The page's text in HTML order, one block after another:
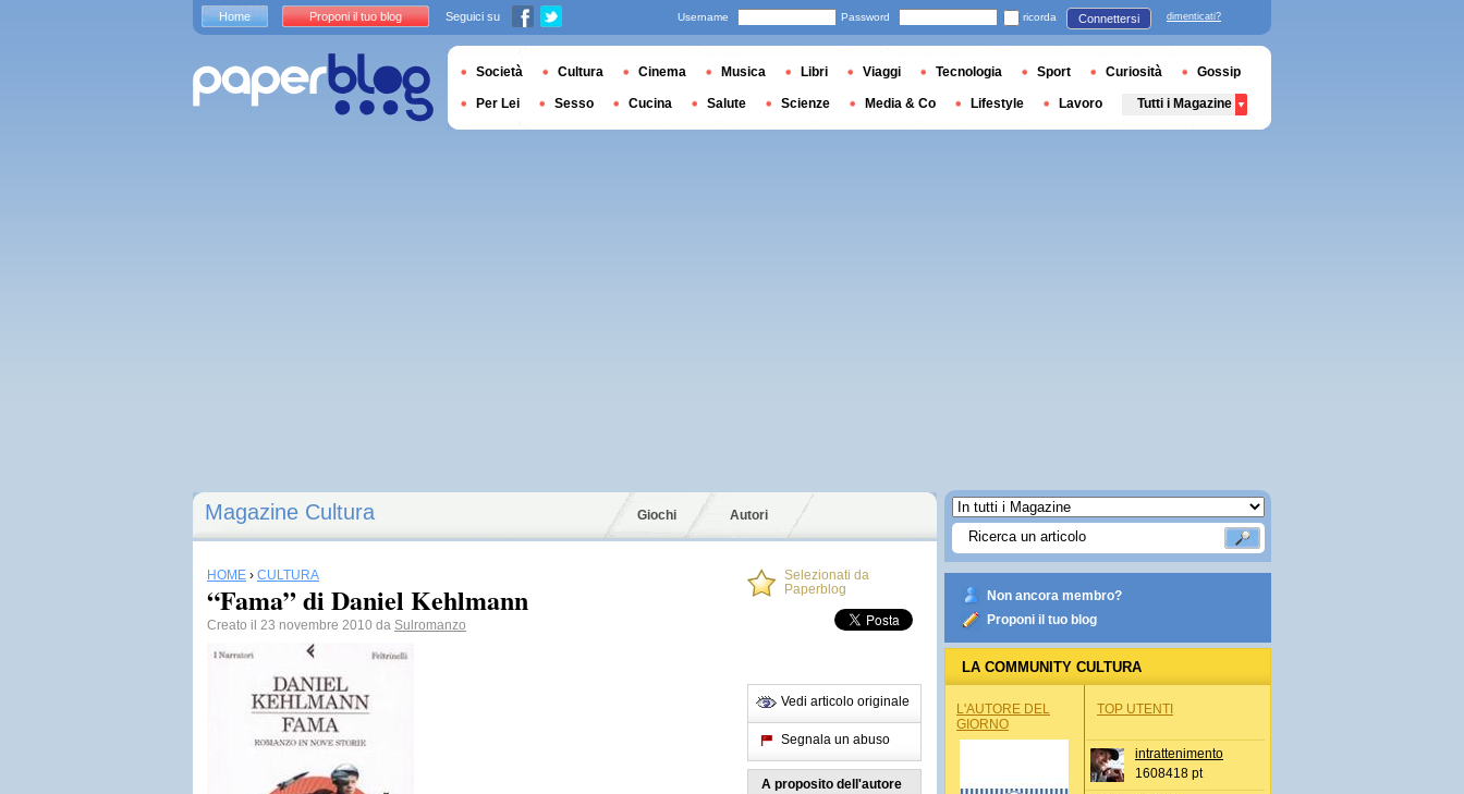
Magazine Cultura Giochi Autori
HOME › CULTURA
“Fama” di Daniel Kehlmann
Creato il 23 novembre 2010 da Sulromanzo
Selezionati da
Paperblog
Vedi articolo originale
Segnala un abuso
A proposito dell'autore
Non ancora membro?
Proponi il tuo blog
LA COMMUNITY CULTURA
L'AUTORE DEL
GIORNO
TOP UTENTI
intrattenimento
1608418 pt
Home Proponi il tuo blog Seguici su Username Password ricorda Connettersi dimenticati?
Società Cultura Cinema Musica Libri Viaggi Tecnologia Sport Curiosità Gossip
Per Lei Sesso Cucina Salute Scienze Media & Co Lifestyle Lavoro Tutti i Magazine